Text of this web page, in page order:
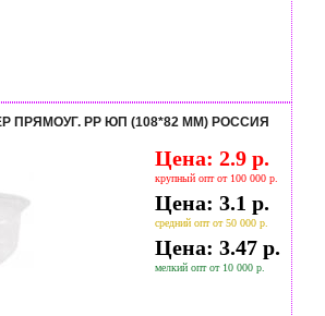
ПРЯМОУГ. РР ЮП (108*82 ММ) РОССИЯ
Цена: 2.9 р.
крупный опт от 100 000 р.
Цена: 3.1 р.
средний опт от 50 000 р.
Цена: 3.47 р.
мелкий опт от 10 000 р.